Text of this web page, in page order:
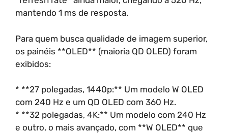
mantendo 1 ms de resposta.
Para quem busca qualidade de imagem superior,
os painéis **OLED** (maioria QD OLED) foram
exibidos:
* **27 polegadas, 1440p:** Um modelo W OLED
com 240 Hz e um QD OLED com 360 Hz.
* **32 polegadas, 4K:** Um modelo com 240 Hz
e outro, o mais avançado, com **W OLED** que